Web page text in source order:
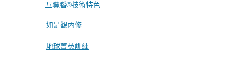
互聯腦®技術特色
如是觀內修
地球菁英訓練